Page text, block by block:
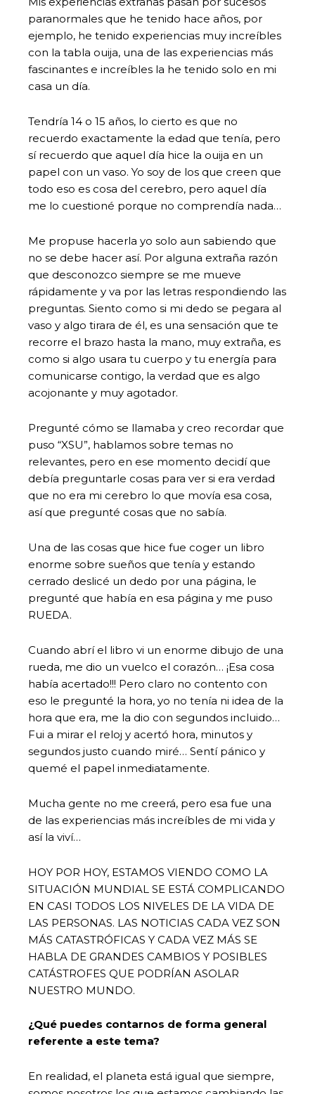
paranormales que he tenido hace años, por
ejemplo, he tenido experiencias muy increíbles
con la tabla ouija, una de las experiencias más
fascinantes e increíbles la he tenido solo en mi
casa un día.
Tendría 14 o 15 años, lo cierto es que no
recuerdo exactamente la edad que tenía, pero
sí recuerdo que aquel día hice la ouija en un
papel con un vaso. Yo soy de los que creen que
todo eso es cosa del cerebro, pero aquel día
me lo cuestioné porque no comprendía nada…
Me propuse hacerla yo solo aun sabiendo que
no se debe hacer así. Por alguna extraña razón
que desconozco siempre se me mueve
rápidamente y va por las letras respondiendo las
preguntas. Siento como si mi dedo se pegara al
vaso y algo tirara de él, es una sensación que te
recorre el brazo hasta la mano, muy extraña, es
como si algo usara tu cuerpo y tu energía para
comunicarse contigo, la verdad que es algo
acojonante y muy agotador.
Pregunté cómo se llamaba y creo recordar que
puso “XSU”, hablamos sobre temas no
relevantes, pero en ese momento decidí que
debía preguntarle cosas para ver si era verdad
que no era mi cerebro lo que movía esa cosa,
así que pregunté cosas que no sabía.
Una de las cosas que hice fue coger un libro
enorme sobre sueños que tenía y estando
cerrado deslicé un dedo por una página, le
pregunté que había en esa página y me puso
RUEDA.
Cuando abrí el libro vi un enorme dibujo de una
rueda, me dio un vuelco el corazón… ¡Esa cosa
había acertado!!! Pero claro no contento con
eso le pregunté la hora, yo no tenía ni idea de la
hora que era, me la dio con segundos incluido…
Fui a mirar el reloj y acertó hora, minutos y
segundos justo cuando miré… Sentí pánico y
quemé el papel inmediatamente.
Mucha gente no me creerá, pero esa fue una
de las experiencias más increíbles de mi vida y
así la viví…
HOY POR HOY, ESTAMOS VIENDO COMO LA
SITUACIÓN MUNDIAL SE ESTÁ COMPLICANDO
EN CASI TODOS LOS NIVELES DE LA VIDA DE
LAS PERSONAS. LAS NOTICIAS CADA VEZ SON
MÁS CATASTRÓFICAS Y CADA VEZ MÁS SE
HABLA DE GRANDES CAMBIOS Y POSIBLES
CATÁSTROFES QUE PODRÍAN ASOLAR
NUESTRO MUNDO.
¿Qué puedes contarnos de forma general
referente a este tema?
En realidad, el planeta está igual que siempre,